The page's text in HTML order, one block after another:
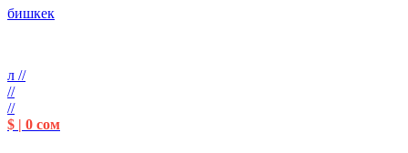
бишкек
л //
//
//
$ | 0 сом